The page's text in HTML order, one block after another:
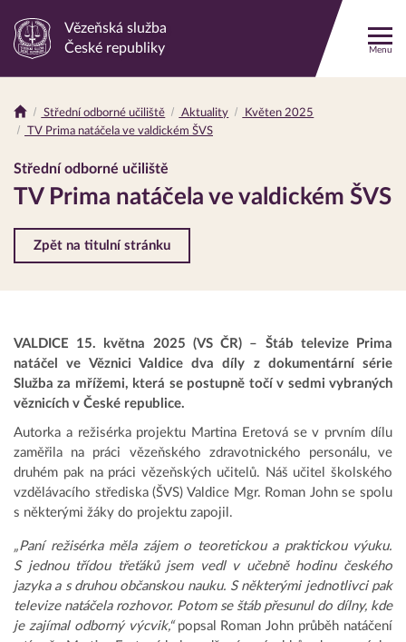
Odkaz
stránku
Vězeňská služba
České republiky
Menu
Drobečková
Střední odborné učiliště Aktuality
Květen 2025
TV Prima natáčela ve valdickém ŠVS
Střední odborné učiliště
TV Prima natáčela ve valdickém ŠVS
Zpět na titulní stránku
VALDICE 15. května 2025 (VS ČR) – Štáb televize Prima
natáčel ve Věznici Valdice dva díly z dokumentární série
Služba za mřížemi, která se postupně točí v sedmi vybraných
věznicích v České republice.
Autorka a režisérka projektu Martina Eretová se v prvním dílu
zaměřila na práci vězeňského zdravotnického personálu, ve
druhém pak na práci vězeňských učitelů. Náš učitel školského
vzdělávacího střediska (ŠVS) Valdice Mgr. Roman John se spolu
s některými žáky do projektu zapojil.
„Paní režisérka měla zájem o teoretickou a praktickou výuku.
S jednou třídou třeťáků jsem vedl v učebně hodinu českého
jazyka a s druhou občanskou nauku. S některými jednotlivci pak
televize natáčela rozhovor. Potom se štáb přesunul do dílny, kde
je zajímal odborný výcvik,“popsal Roman John průběh natáčení